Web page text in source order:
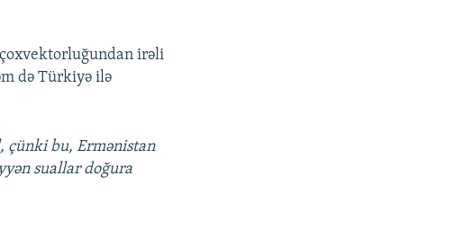
irəli
də Türkiyə ilə
çünki bu, Ermənistan
suallar doğura